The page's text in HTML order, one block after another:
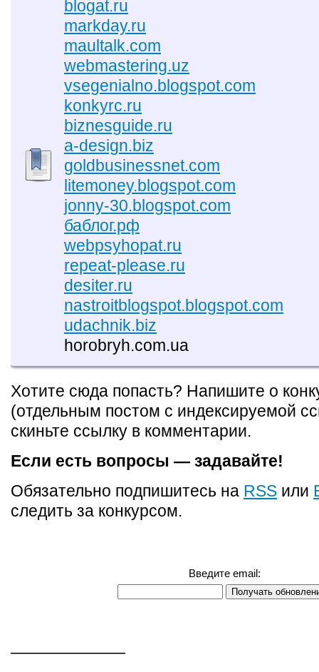
blogat.ru
markday.ru
maultalk.com
webmastering.uz
vsegenialno.blogspot.com
konkyrc.ru
biznesguide.ru
a-design.biz
goldbusinessnet.com
litemoney.blogspot.com
jonny-30.blogspot.com
баблог.рф
webpsyhopat.ru
repeat-please.ru
desiter.ru
nastroitblogspot.blogspot.com
udachnik.biz
horobryh.com.ua
Хотите сюда попасть? Напишите о
(отдельным постом с индексируемой
скиньте ссылку в комментарии.
Если есть вопросы — задавайте!
Обязательно подпишитесь на RSS или
следить за конкурсом.
Введите email:
———————